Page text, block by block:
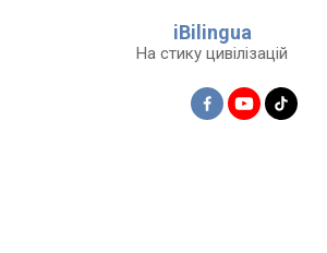
iBilingua
На стику цивілізацій